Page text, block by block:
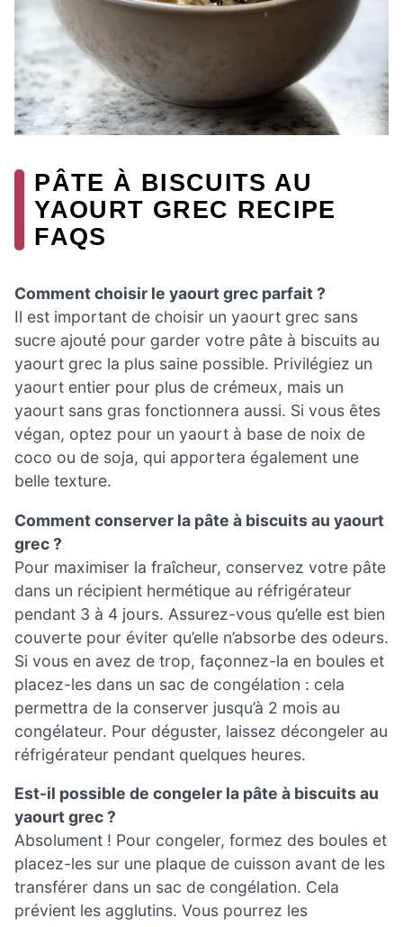
PÂTE À BISCUITS AU
YAOURT GREC RECIPE
FAQS
Comment choisir le yaourt grec parfait ?
Il est important de choisir un yaourt grec sans
sucre ajouté pour garder votre pâte à biscuits au
yaourt grec la plus saine possible. Privilégiez un
yaourt entier pour plus de crémeux, mais un
yaourt sans gras fonctionnera aussi. Si vous êtes
végan, optez pour un yaourt à base de noix de
coco ou de soja, qui apportera également une
belle texture.
Comment conserver la pâte à biscuits au yaourt
grec ?
Pour maximiser la fraîcheur, conservez votre pâte
dans un récipient hermétique au réfrigérateur
pendant 3 à 4 jours. Assurez-vous qu’elle est bien
couverte pour éviter qu’elle n’absorbe des odeurs.
Si vous en avez de trop, façonnez-la en boules et
placez-les dans un sac de congélation : cela
permettra de la conserver jusqu’à 2 mois au
congélateur. Pour déguster, laissez décongeler au
réfrigérateur pendant quelques heures.
Est-il possible de congeler la pâte à biscuits au
yaourt grec ?
Absolument ! Pour congeler, formez des boules et
placez-les sur une plaque de cuisson avant de les
transférer dans un sac de congélation. Cela
prévient les agglutins. Vous pourrez les